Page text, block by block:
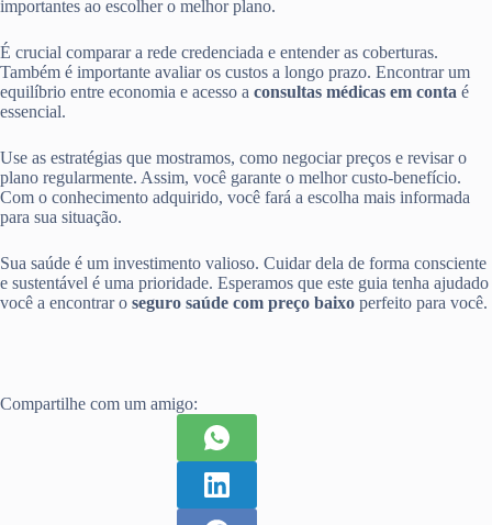
importantes ao escolher o melhor plano.
É crucial comparar a rede credenciada e entender as coberturas.
Também é importante avaliar os custos a longo prazo. Encontrar um
equilíbrio entre economia e acesso a consultas médicas em conta é
essencial.
Use as estratégias que mostramos, como negociar preços e revisar o
plano regularmente. Assim, você garante o melhor custo-benefício.
Com o conhecimento adquirido, você fará a escolha mais informada
para sua situação.
Sua saúde é um investimento valioso. Cuidar dela de forma consciente
e sustentável é uma prioridade. Esperamos que este guia tenha ajudado
você a encontrar o seguro saúde com preço baixo perfeito para você.
Compartilhe com um amigo: